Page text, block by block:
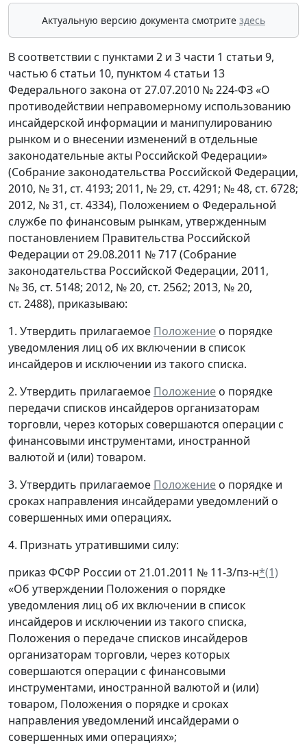
Актуальную версию документа смотрите здесь
В соответствии с пунктами 2 и 3 части 1 статьи 9,
частью 6 статьи 10, пунктом 4 статьи 13
Федерального закона от 27.07.2010 № 224-ФЗ «О
противодействии неправомерному использованию
инсайдерской информации и манипулированию
рынком и о внесении изменений в отдельные
законодательные акты Российской Федерации»
(Собрание законодательства Российской Федерации,
2010, № 31, ст. 4193; 2011, № 29, ст. 4291; № 48, ст. 6728;
2012, № 31, ст. 4334), Положением о Федеральной
службе по финансовым рынкам, утвержденным
постановлением Правительства Российской
Федерации от 29.08.2011 № 717 (Собрание
законодательства Российской Федерации, 2011,
№ 36, ст. 5148; 2012, № 20, ст. 2562; 2013, № 20,
ст. 2488), приказываю:
1. Утвердить прилагаемое Положение о порядке
уведомления лиц об их включении в список
инсайдеров и исключении из такого списка.
2. Утвердить прилагаемое Положение о порядке
передачи списков инсайдеров организаторам
торговли, через которых совершаются операции с
финансовыми инструментами, иностранной
валютой и (или) товаром.
3. Утвердить прилагаемое Положение о порядке и
сроках направления инсайдерами уведомлений о
совершенных ими операциях.
4. Признать утратившими силу:
приказ ФСФР России от 21.01.2011 № 11-3/пз-н*(1)
«Об утверждении Положения о порядке
уведомления лиц об их включении в список
инсайдеров и исключении из такого списка,
Положения о передаче списков инсайдеров
организаторам торговли, через которых
совершаются операции с финансовыми
инструментами, иностранной валютой и (или)
товаром, Положения о порядке и сроках
направления уведомлений инсайдерами о
совершенных ими операциях»;